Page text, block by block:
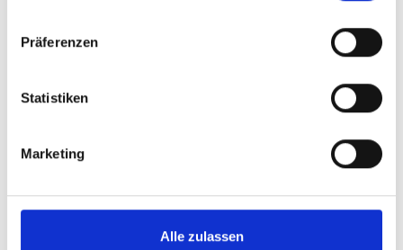
Präferenzen
Statistiken
Marketing
Alle zulassen